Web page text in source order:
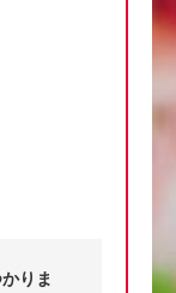
りま